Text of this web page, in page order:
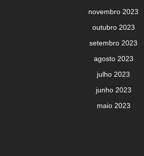
novembro 2023
outubro 2023
setembro 2023
agosto 2023
julho 2023
junho 2023
maio 2023